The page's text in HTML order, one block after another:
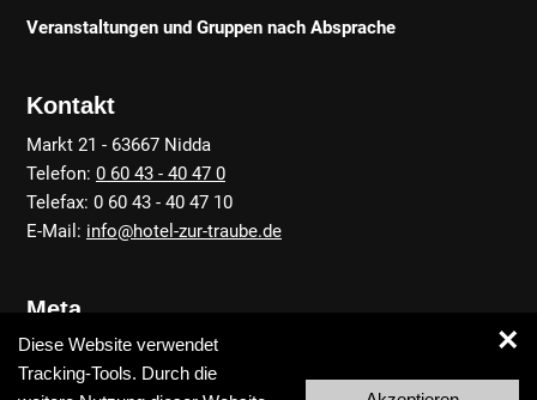
Veranstaltungen und Gruppen nach Absprache
Kontakt
Markt 21 - 63667 Nidda
Telefon: 0 60 43 - 40 47 0
Telefax: 0 60 43 - 40 47 10
E-Mail: info@hotel-zur-traube.de
Meta
Anfahrt
Kontakt
×
Diese Website verwendet
Tracking-Tools. Durch die